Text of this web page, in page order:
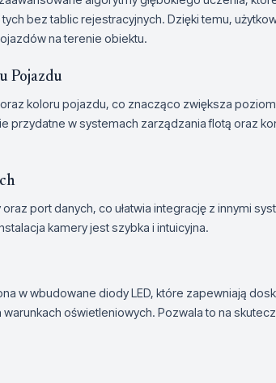
bez tablic rejestracyjnych. Dzięki temu,
na terenie obiektu.
Pojazdu
koloru pojazdu, co znacząco zwiększa poziom
przydatne w systemach zarządzania flotą oraz
port danych, co ułatwia integrację z innymi
kamery jest szybka i intuicyjna.
w wbudowane diody LED, które zapewniają
oświetleniowych. Pozwala to na